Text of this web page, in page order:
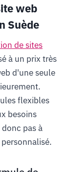
web
Suède
de sites
à un prix très
d'une seule
flexibles
besoins
pas à